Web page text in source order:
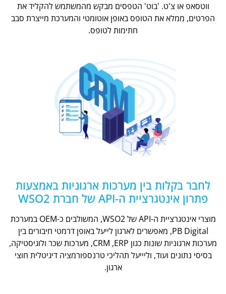
ווטסאפ או צ'ט. 'בוט' הטפסים מבקש מהמשתמש להקליד את
הפרטים, ממלא את הטופס באופן אוטומטי והמערכת מייצרת סבב
חתימות לטופס.
לחבר בקלות בין מערכות ארגוניות באמצעות
פתרון אינטגרציית ה-API של חברת WSO2
מוצרי אינטגרציית ה-API של WSO2, המשולבים כ-OEM במערכת
PB Digital, מאפשרים לארגון לייעל באופן דרמטי חיבורים בין
מערכות ארגוניות שונות כגון CRM ,ERP, מערכות שכר ולוגיסטיקה,
בסיסי נתונים ועוד, וליייעל תהליכי טרנספורמציה דיגיטלית חוצי
ארגון.